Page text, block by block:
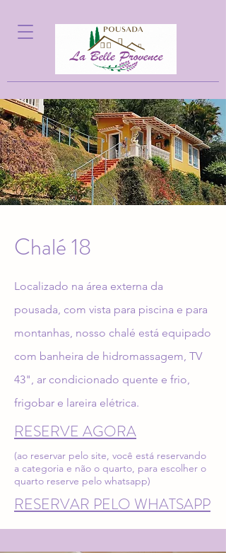
Chalé 18
Localizado na área externa da
pousada, com vista para piscina e para
montanhas, nosso chalé está equipado
com banheira de hidromassagem, TV
43", ar condicionado quente e frio,
frigobar e lareira elétrica.
RESERVE AGORA
(ao reservar pelo site, você está reservando
a categoria e não o quarto, para escolher o
quarto reserve pelo whatsapp)
RESERVAR PELO WHATSAPP